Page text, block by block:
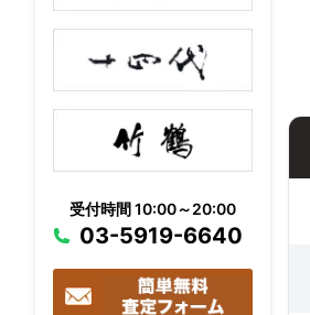
受付時間 10:00～20:00
03-5919-6640